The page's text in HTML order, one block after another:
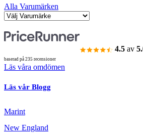
Alla Varumärken
4.5 av
baserad på 235 recensioner
Läs våra omdömen
Läs vår Blogg
Marint
New England